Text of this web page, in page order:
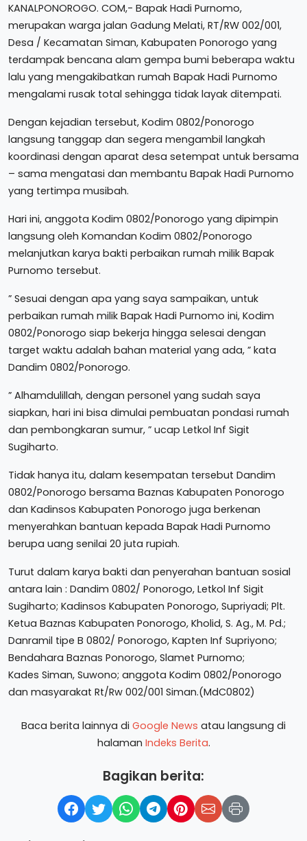
KANALPONOROGO. COM,- Bapak Hadi Purnomo,
merupakan warga jalan Gadung Melati, RT/RW 002/001,
Desa / Kecamatan Siman, Kabupaten Ponorogo yang
terdampak bencana alam gempa bumi beberapa waktu
lalu yang mengakibatkan rumah Bapak Hadi Purnomo
mengalami rusak total sehingga tidak layak ditempati.
Dengan kejadian tersebut, Kodim 0802/Ponorogo
langsung tanggap dan segera mengambil langkah
koordinasi dengan aparat desa setempat untuk bersama
– sama mengatasi dan membantu Bapak Hadi Purnomo
yang tertimpa musibah.
Hari ini, anggota Kodim 0802/Ponorogo yang dipimpin
langsung oleh Komandan Kodim 0802/Ponorogo
melanjutkan karya bakti perbaikan rumah milik Bapak
Purnomo tersebut.
” Sesuai dengan apa yang saya sampaikan, untuk
perbaikan rumah milik Bapak Hadi Purnomo ini, Kodim
0802/Ponorogo siap bekerja hingga selesai dengan
target waktu adalah bahan material yang ada, ” kata
Dandim 0802/Ponorogo.
” Alhamdulillah, dengan personel yang sudah saya
siapkan, hari ini bisa dimulai pembuatan pondasi rumah
dan pembongkaran sumur, ” ucap Letkol Inf Sigit
Sugiharto.
Tidak hanya itu, dalam kesempatan tersebut Dandim
0802/Ponorogo bersama Baznas Kabupaten Ponorogo
dan Kadinsos Kabupaten Ponorogo juga berkenan
menyerahkan bantuan kepada Bapak Hadi Purnomo
berupa uang senilai 20 juta rupiah.
Turut dalam karya bakti dan penyerahan bantuan sosial
antara lain : Dandim 0802/ Ponorogo, Letkol Inf Sigit
Sugiharto; Kadinsos Kabupaten Ponorogo, Supriyadi; Plt.
Ketua Baznas Kabupaten Ponorogo, Kholid, S. Ag., M. Pd.;
Danramil tipe B 0802/ Ponorogo, Kapten Inf Supriyono;
Bendahara Baznas Ponorogo, Slamet Purnomo;
Kades Siman, Suwono; anggota Kodim 0802/Ponorogo
dan masyarakat Rt/Rw 002/001 Siman.(MdC0802)
Baca berita lainnya di Google News atau langsung di
halaman Indeks Berita.
Bagikan berita: